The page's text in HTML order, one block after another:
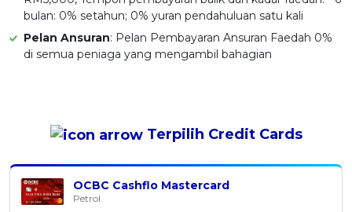
bulan: 0% setahun; 0% yuran pendahuluan satu kali
Pelan Ansuran: Pelan Pembayaran Ansuran Faedah 0%
di semua peniaga yang mengambil bahagian
Terpilih Credit Cards
OCBC Cashflo Mastercard
Petrol